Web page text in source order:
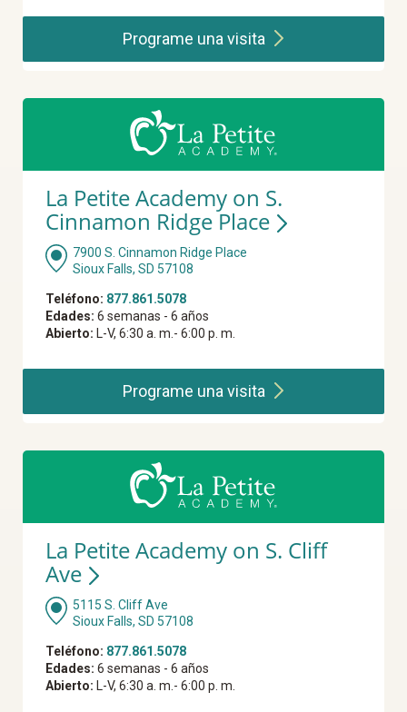
Programe unavisita
La Petite Academy on S.
Cinnamon Ridge Place
7900 S. Cinnamon Ridge Place
Sioux Falls, SD 57108
Teléfono: 877.861.5078
Edades: 6 semanas - 6 años
Abierto: L-V, 6:30 a. m.- 6:00 p. m.
Programe unavisita
La Petite Academy on S. Cliff
Ave
5115 S. Cliff Ave
Sioux Falls, SD 57108
Teléfono: 877.861.5078
Edades: 6 semanas - 6 años
Abierto: L-V, 6:30 a. m.- 6:00 p. m.